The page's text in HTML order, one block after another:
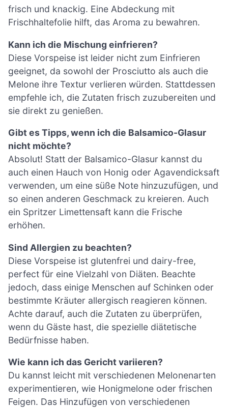
frisch und knackig. Eine Abdeckung mit
Frischhaltefolie hilft, das Aroma zu bewahren.
Kann ich die Mischung einfrieren?
Diese Vorspeise ist leider nicht zum Einfrieren
geeignet, da sowohl der Prosciutto als auch die
Melone ihre Textur verlieren würden. Stattdessen
empfehle ich, die Zutaten frisch zuzubereiten und
sie direkt zu genießen.
Gibt es Tipps, wenn ich die Balsamico-Glasur
nicht möchte?
Absolut! Statt der Balsamico-Glasur kannst du
auch einen Hauch von Honig oder Agavendicksaft
verwenden, um eine süße Note hinzuzufügen, und
so einen anderen Geschmack zu kreieren. Auch
ein Spritzer Limettensaft kann die Frische
erhöhen.
Sind Allergien zu beachten?
Diese Vorspeise ist glutenfrei und dairy-free,
perfect für eine Vielzahl von Diäten. Beachte
jedoch, dass einige Menschen auf Schinken oder
bestimmte Kräuter allergisch reagieren können.
Achte darauf, auch die Zutaten zu überprüfen,
wenn du Gäste hast, die spezielle diätetische
Bedürfnisse haben.
Wie kann ich das Gericht variieren?
Du kannst leicht mit verschiedenen Melonenarten
experimentieren, wie Honigmelone oder frischen
Feigen. Das Hinzufügen von verschiedenen